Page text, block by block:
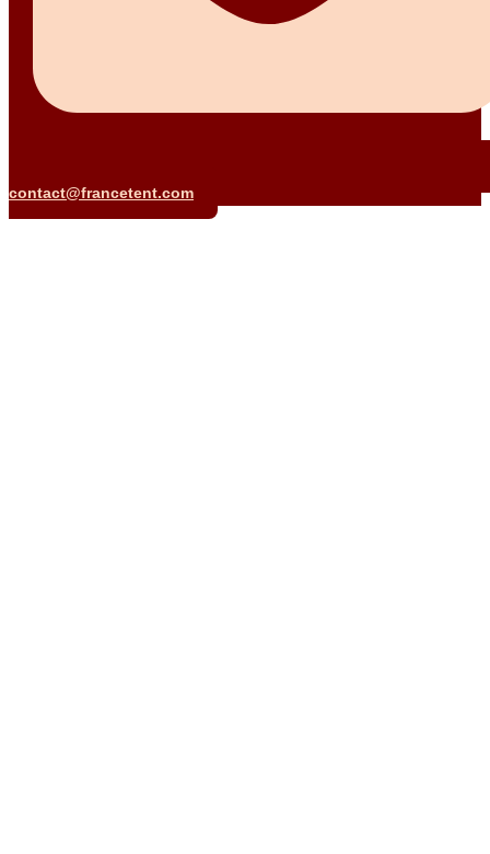
contact@francetent.com